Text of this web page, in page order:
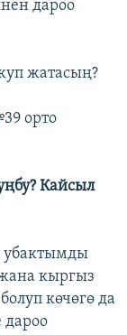
дароо
жатасың?
орто
Кайсыл
убактымды
кыргыз
көчөгө да
дароо